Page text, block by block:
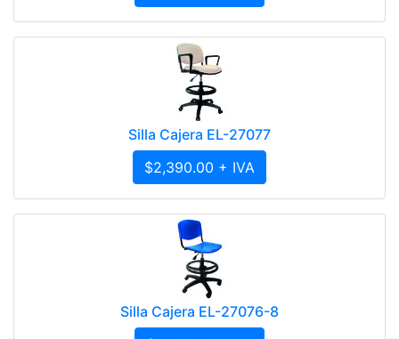
Silla Cajera EL-27077
$2,390.00 + IVA
Silla Cajera EL-27076-8